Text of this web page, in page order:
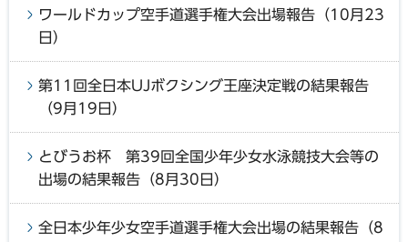
ワールドカップ空手道選手権大会出場報告（10月23
日）
第11回全日本UJボクシング王座決定戦の結果報告
（9月19日）
とびうお杯 第39回全国少年少女水泳競技大会等の
出場の結果報告（8月30日）
全日本少年少女空手道選手権大会出場の結果報告（8